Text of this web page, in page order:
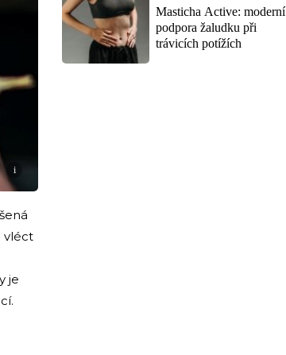
i
vléct
je
Masticha Active: moderní
podpora žaludku při
trávicích potížích